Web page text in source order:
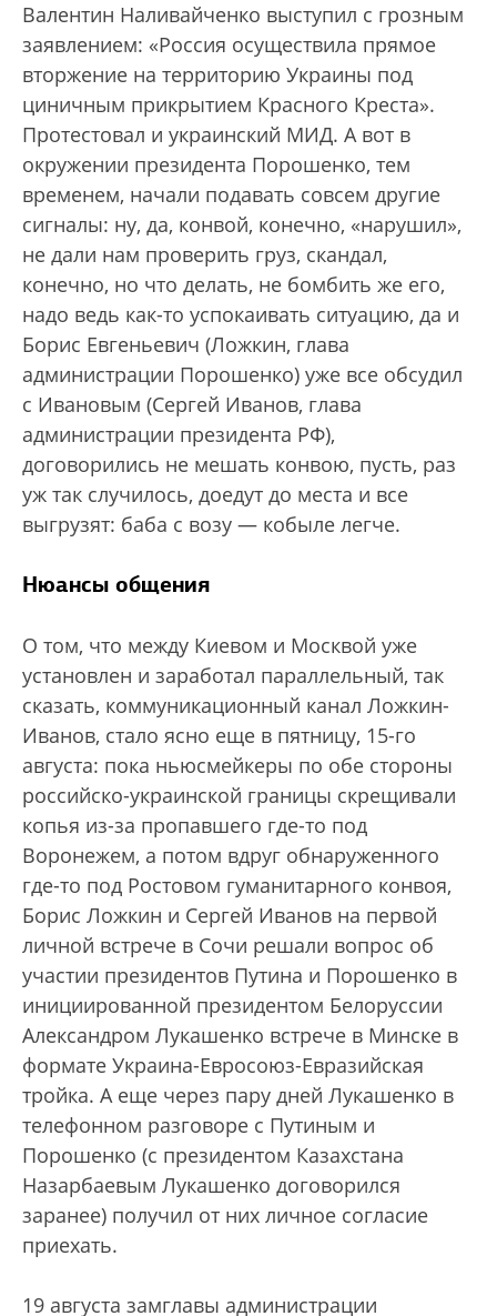
Валентин Наливайченко выступил с грозным
заявлением: «Россия осуществила прямое
вторжение на территорию Украины под
циничным прикрытием Красного Креста».
Протестовал и украинский МИД. А вот в
окружении президента Порошенко, тем
временем, начали подавать совсем другие
сигналы: ну, да, конвой, конечно, «нарушил»,
не дали нам проверить груз, скандал,
конечно, но что делать, не бомбить же его,
надо ведь как-то успокаивать ситуацию, да и
Борис Евгеньевич (Ложкин, глава
администрации Порошенко) уже все обсудил
с Ивановым (Сергей Иванов, глава
администрации президента РФ),
договорились не мешать конвою, пусть, раз
уж так случилось, доедут до места и все
выгрузят: баба с возу — кобыле легче.
Нюансы общения
О том, что между Киевом и Москвой уже
установлен и заработал параллельный, так
сказать, коммуникационный канал Ложкин-
Иванов, стало ясно еще в пятницу, 15-го
августа: пока ньюсмейкеры по обе стороны
российско-украинской границы скрещивали
копья из-за пропавшего где-то под
Воронежем, а потом вдруг обнаруженного
где-то под Ростовом гуманитарного конвоя,
Борис Ложкин и Сергей Иванов на первой
личной встрече в Сочи решали вопрос об
участии президентов Путина и Порошенко в
инициированной президентом Белоруссии
Александром Лукашенко встрече в Минске в
формате Украина-Евросоюз-Евразийская
тройка. А еще через пару дней Лукашенко в
телефонном разговоре с Путиным и
Порошенко (с президентом Казахстана
Назарбаевым Лукашенко договорился
заранее) получил от них личное согласие
приехать.
19 августа замглавы администрации